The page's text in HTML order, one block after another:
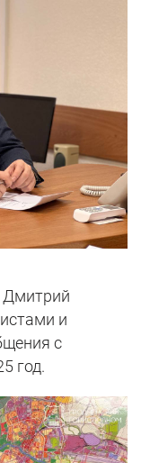
Дмитрий
и
с
год.